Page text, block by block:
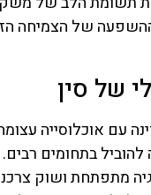
של הצמיחה
של סין
עם אוכלוסייה
בתחומים
מתפתחת ושוק